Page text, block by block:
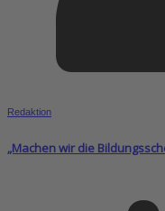
Redaktion
„Machen wir die